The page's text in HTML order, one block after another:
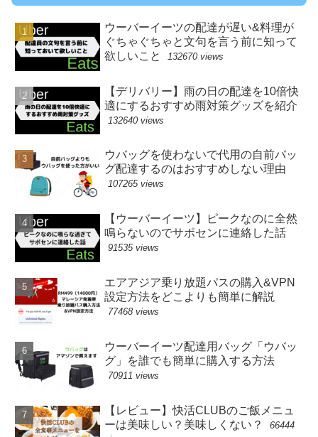
ウーバーイーツの配達が遅い&料理が
ぐちゃぐちゃと文句を言う前に知って
欲しいこと
132670 views
【デリバリー】雨の日の配達を10倍快
適にするおすすめ雨対策グッズを紹介
132640 views
ウバッグを使わないで代用の自前バッ
グ配達するのはおすすめしない理由
107265 views
【ウーバーイーツ】ピークなのに全然
鳴らないのでサポセンに連絡した話
91535 views
エアアジア乗り放題パスの購入&VPN
設定方法をどこよりも簡単に解説
77468 views
ウーバーイーツ配達用バッグ「ウバッ
グ」を誰でも簡単に購入する方法
70911 views
【レビュー】快活CLUBのご飯メニュ
ーは美味しい？美味しくない？
66444